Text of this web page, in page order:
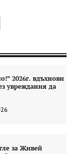
2026г. вдъхнови
увреждания да
за Живей